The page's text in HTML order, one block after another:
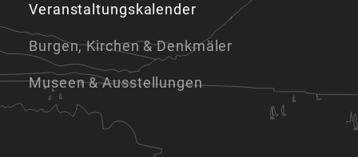
Veranstaltungskalender
Burgen, Kirchen & Denkmäler
Museen & Ausstellungen